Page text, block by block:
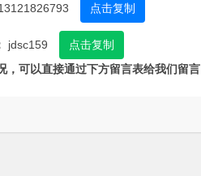
点击复制
jdsc159
点击复制
，可以直接通过下方留言表给我们留言